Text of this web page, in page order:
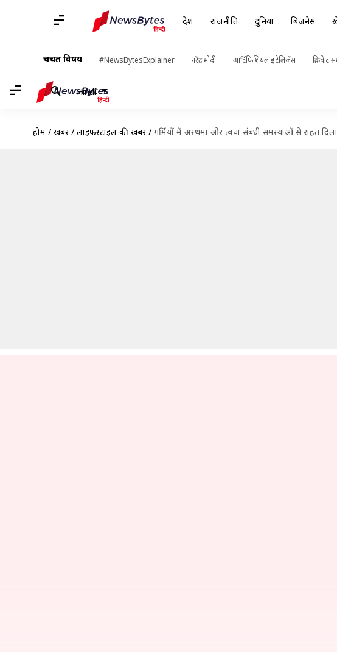
देश राजनीति दुनिया बिज़नेस
चर्चित विषय #NewsBytesExplainer नरेंद्र मोदी आर्टिफिशियल इंटेलिजेंस क्रिकेट
Hindi
होम / खबरें / लाइफस्टाइल की खबरें / गर्मियों में अस्थमा और त्वचा संबंधी समस्याओं से राहत